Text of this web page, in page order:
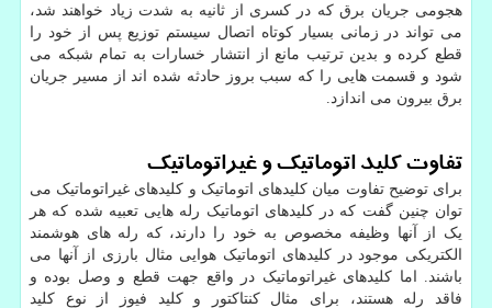
هجومی جریان برق که در کسری از ثانیه به شدت زیاد خواهند شد،
می تواند در زمانی بسیار کوتاه اتصال سیستم توزیع پس از خود را
قطع کرده و بدین ترتیب مانع از انتشار خسارات به تمام شبکه می
شود و قسمت هایی را که سبب بروز حادثه شده اند از مسیر جریان
برق بیرون می اندازد.
تفاوت کلید اتوماتیک و غیراتوماتیک
برای توضیح تفاوت میان کلیدهای اتوماتیک و کلیدهای غیراتوماتیک می
توان چنین گفت که در کلیدهای اتوماتیک رله هایی تعبیه شده که هر
یک از آنها وظیفه مخصوص به خود را دارند، که رله های هوشمند
الکتریکی موجود در کلیدهای اتوماتیک هوایی مثال بارزی از آنها می
باشند. اما کلیدهای غیراتوماتیک در واقع جهت قطع و وصل بوده و
فاقد رله هستند، برای مثال کنتاکتور و کلید فیوز از نوع کلید